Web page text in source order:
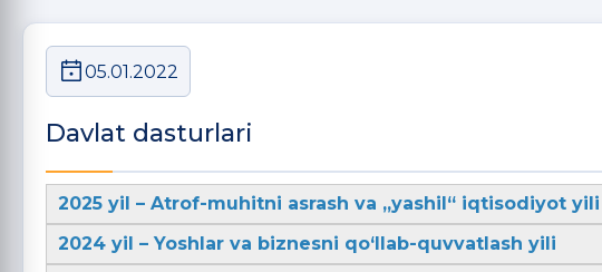
05.01.2022
Davlat dasturlari
2025 yil – Atrof-muhitni asrash va „yashil“ iqtisodiyot yili
2024 yil – Yoshlar va biznesni qo‘llab-quvvatlash yili